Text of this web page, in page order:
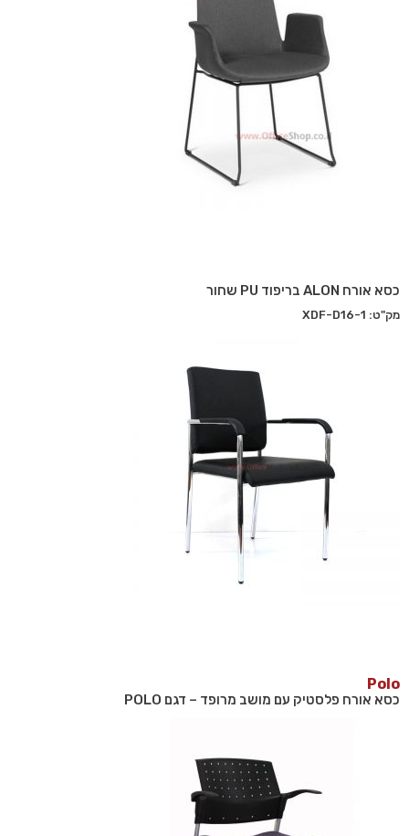
כסא אורח ALON בריפוד PU שחור
מק"ט: XDF-D16-1
Polo
כסא אורח פלסטיק עם מושב מרופד – דגם POLO